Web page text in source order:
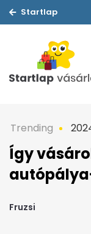
Startlap
Trending
Így
Fruzsi